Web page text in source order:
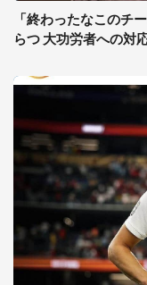
「終わったなこのチ
らつ 大功労者への対